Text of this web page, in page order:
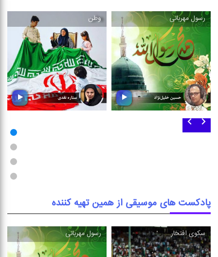
رسول مهربانی وطن
پادکست های موسیقی از همین تهیه کننده
سكوی افتخار رسول مهربانی